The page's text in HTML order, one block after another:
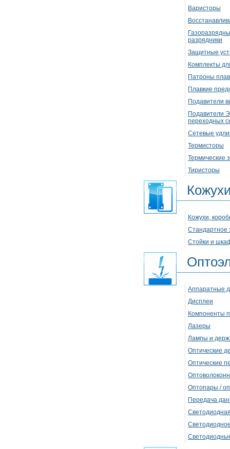
Варисторы
разрядники
Защитные
Комплекты
Патроны
Плавкие
Подавители
Подавители
переходных
Сетевые
Термисторы
Термические
Тиристоры
Кожухи,
Стандартное
Стойки и
Аппаратные
Дисплеи
Компоненты
Лазеры
Лампы и
Оптические
Оптические
Оптопары /
Передача